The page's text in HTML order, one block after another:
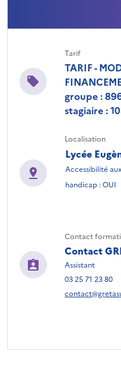
Tarif
TARIF -
groupe :
stagiaire :
Localisation
Lycée
Accessibilité
handicap : OUI
Contact
Contact
Assistant
03 25 71 23 80